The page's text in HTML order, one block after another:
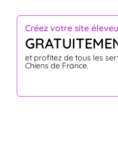
Créez votre site
et profitez de tous les
Chiens de France.